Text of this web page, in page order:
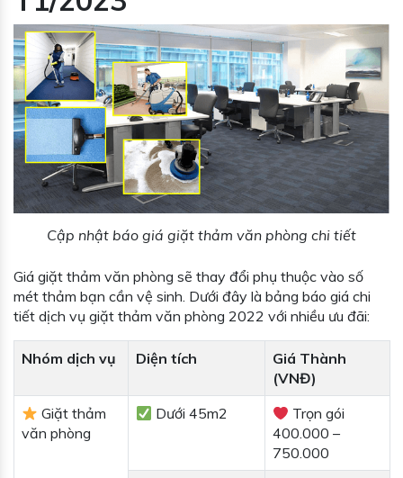
Cập nhật báo giá giặt thảm văn phòng chi tiết
Giá giặt thảm văn phòng sẽ thay đổi phụ thuộc vào số
mét thảm bạn cần vệ sinh. Dưới đây là bảng báo giá chi
tiết dịch vụ giặt thảm văn phòng 2022 với nhiều ưu đãi:
Nhóm dịch vụ Diện tích
Giá Thành
(VNĐ)
Giặt thảm
văn phòng
Dưới 45m2
Trọn gói
400.000 –
750.000